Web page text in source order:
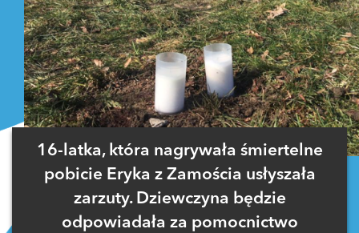
16-latka, która nagrywała śmiertelne
pobicie Eryka z Zamościa usłyszała
zarzuty. Dziewczyna będzie
odpowiadała za pomocnictwo